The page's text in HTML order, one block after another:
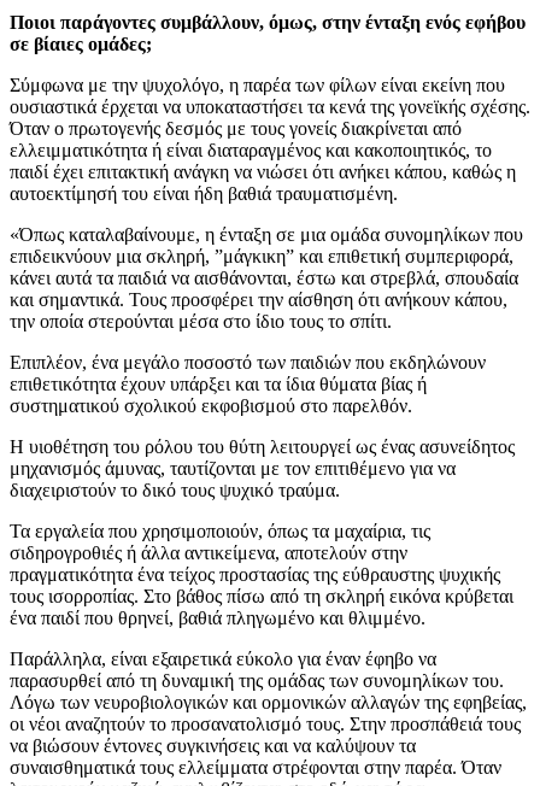
Ποιοι παράγοντες συμβάλλουν, όμως, στην ένταξη ενός εφήβου
σε βίαιες ομάδες;
Σύμφωνα με την ψυχολόγο, η παρέα των φίλων είναι εκείνη που
ουσιαστικά έρχεται να υποκαταστήσει τα κενά της γονεϊκής σχέσης.
Όταν ο πρωτογενής δεσμός με τους γονείς διακρίνεται από
ελλειμματικότητα ή είναι διαταραγμένος και κακοποιητικός, το
παιδί έχει επιτακτική ανάγκη να νιώσει ότι ανήκει κάπου, καθώς η
αυτοεκτίμησή του είναι ήδη βαθιά τραυματισμένη.
«Όπως καταλαβαίνουμε, η ένταξη σε μια ομάδα συνομηλίκων που
επιδεικνύουν μια σκληρή, ”μάγκικη” και επιθετική συμπεριφορά,
κάνει αυτά τα παιδιά να αισθάνονται, έστω και στρεβλά, σπουδαία
και σημαντικά. Τους προσφέρει την αίσθηση ότι ανήκουν κάπου,
την οποία στερούνται μέσα στο ίδιο τους το σπίτι.
Επιπλέον, ένα μεγάλο ποσοστό των παιδιών που εκδηλώνουν
επιθετικότητα έχουν υπάρξει και τα ίδια θύματα βίας ή
συστηματικού σχολικού εκφοβισμού στο παρελθόν.
Η υιοθέτηση του ρόλου του θύτη λειτουργεί ως ένας ασυνείδητος
μηχανισμός άμυνας, ταυτίζονται με τον επιτιθέμενο για να
διαχειριστούν το δικό τους ψυχικό τραύμα.
Τα εργαλεία που χρησιμοποιούν, όπως τα μαχαίρια, τις
σιδηρογροθιές ή άλλα αντικείμενα, αποτελούν στην
πραγματικότητα ένα τείχος προστασίας της εύθραυστης ψυχικής
τους ισορροπίας. Στο βάθος πίσω από τη σκληρή εικόνα κρύβεται
ένα παιδί που θρηνεί, βαθιά πληγωμένο και θλιμμένο.
Παράλληλα, είναι εξαιρετικά εύκολο για έναν έφηβο να
παρασυρθεί από τη δυναμική της ομάδας των συνομηλίκων του.
Λόγω των νευροβιολογικών και ορμονικών αλλαγών της εφηβείας,
οι νέοι αναζητούν το προσανατολισμό τους. Στην προσπάθειά τους
να βιώσουν έντονες συγκινήσεις και να καλύψουν τα
συναισθηματικά τους ελλείμματα στρέφονται στην παρέα. Όταν